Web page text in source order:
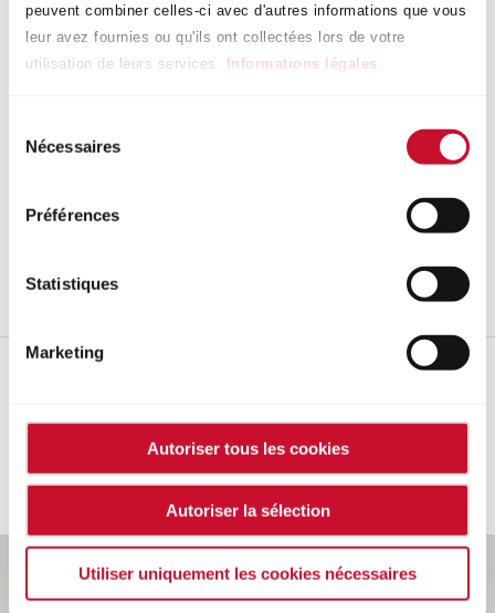
peuvent combiner celles-ci avec d'autres informations que vous
leur avez fournies ou qu'ils ont collectées lors de votre
utilisation de leurs services.
Informations légales
Nécessaires
Préférences
Statistiques
Marketing
Autoriser tous les cookies
Autoriser la sélection
Utiliser uniquement les cookies nécessaires
pas disponible dans la version
linguistique sélectionnée .
Continuer vers la page d'accueil en allemande
Continuer vers la page d'accueil en anglaise
CONFIGURATION DES COOKIES
PROTECTION DES DONNÉES
RESPONSABILITÉ
INFORMATIONS LÉGALES